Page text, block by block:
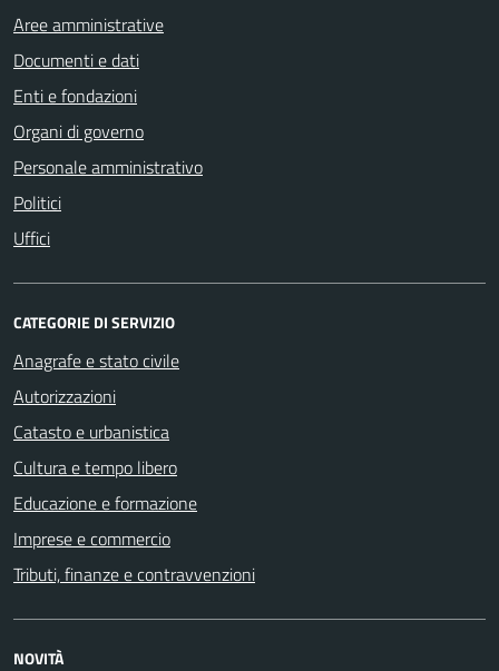
Aree amministrative
Documenti e dati
Enti e fondazioni
Organi di governo
Personale amministrativo
Politici
Uffici
CATEGORIE DI SERVIZIO
Anagrafe e stato civile
Autorizzazioni
Catasto e urbanistica
Cultura e tempo libero
Educazione e formazione
Imprese e commercio
Tributi, finanze e contravvenzioni
NOVITÀ